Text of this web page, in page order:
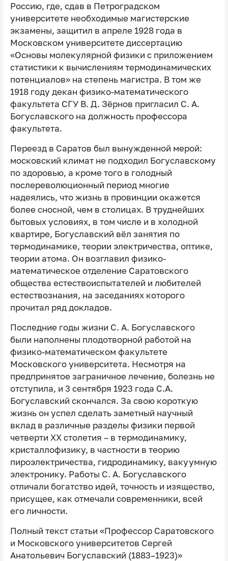
Россию, где, сдав в Петроградском
университете необходимые магистерские
экзамены, защитил в апреле 1928 года в
Московском университете диссертацию
«Основы молекулярной физики с приложением
статистики к вычислениям термодинамических
потенциалов» на степень магистра. В том же
1918 году декан физико-математического
факультета СГУ В. Д. Зёрнов пригласил С. А.
Богуславского на должность профессора
факультета.
Переезд в Саратов был вынужденной мерой:
московский климат не подходил Богуславскому
по здоровью, а кроме того в голодный
послереволюционный период многие
надеялись, что жизнь в провинции окажется
более сносной, чем в столицах. В труднейших
бытовых условиях, в том числе и в холодной
квартире, Богуславский вёл занятия по
термодинамике, теории электричества, оптике,
теории атома. Он возглавил физико-
математическое отделение Саратовского
общества естествоиспытателей и любителей
естествознания, на заседаниях которого
прочитал ряд докладов.
Последние годы жизни С. А. Богуславского
были наполнены плодотворной работой на
физико-математическом факультете
Московского университета. Несмотря на
предпринятое заграничное лечение, болезнь не
отступила, и 3 сентября 1923 года С.А.
Богуславский скончался. За свою короткую
жизнь он успел сделать заметный научный
вклад в различные разделы физики первой
четверти XX столетия – в термодинамику,
кристаллофизику, в частности в теорию
пироэлектричества, гидродинамику, вакуумную
электронику. Работы С. А. Богуславского
отличали богатство идей, точность и изящество,
присущее, как отмечали современники, всей
его личности.
Полный текст статьи «Профессор Саратовского
и Московского университетов Сергей
Анатольевич Богуславский (1883–1923)»